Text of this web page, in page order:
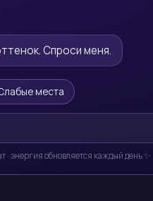
Спроси меня.
места
· энергия обновляется каждый день ✨